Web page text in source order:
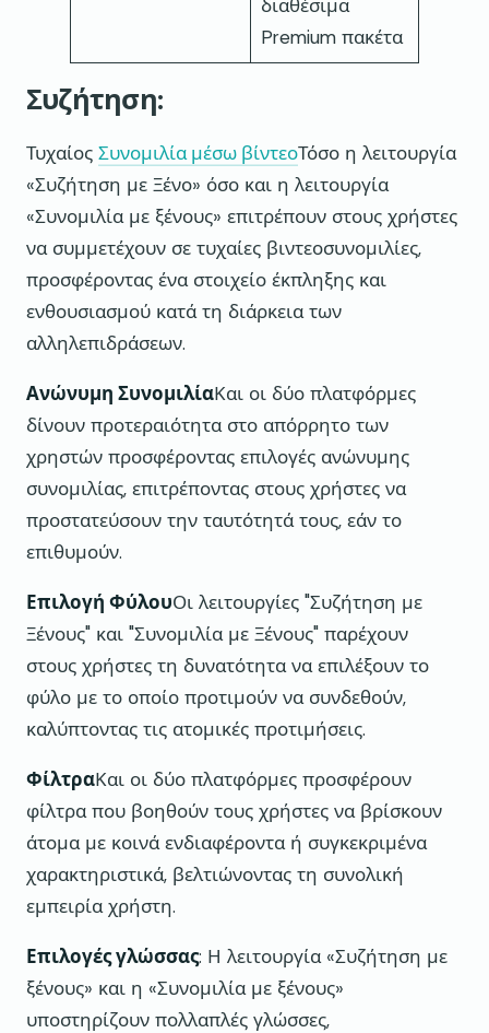
διαθέσιμα
Premium πακέτα
Συζήτηση:
Τυχαίος Συνομιλία μέσω βίντεοΤόσο η λειτουργία
«Συζήτηση με Ξένο» όσο και η λειτουργία
«Συνομιλία με ξένους» επιτρέπουν στους χρήστες
να συμμετέχουν σε τυχαίες βιντεοσυνομιλίες,
προσφέροντας ένα στοιχείο έκπληξης και
ενθουσιασμού κατά τη διάρκεια των
αλληλεπιδράσεων.
Ανώνυμη ΣυνομιλίαΚαι οι δύο πλατφόρμες
δίνουν προτεραιότητα στο απόρρητο των
χρηστών προσφέροντας επιλογές ανώνυμης
συνομιλίας, επιτρέποντας στους χρήστες να
προστατεύσουν την ταυτότητά τους, εάν το
επιθυμούν.
Επιλογή ΦύλουΟι λειτουργίες "Συζήτηση με
Ξένους" και "Συνομιλία με Ξένους" παρέχουν
στους χρήστες τη δυνατότητα να επιλέξουν το
φύλο με το οποίο προτιμούν να συνδεθούν,
καλύπτοντας τις ατομικές προτιμήσεις.
ΦίλτραΚαι οι δύο πλατφόρμες προσφέρουν
φίλτρα που βοηθούν τους χρήστες να βρίσκουν
άτομα με κοινά ενδιαφέροντα ή συγκεκριμένα
χαρακτηριστικά, βελτιώνοντας τη συνολική
εμπειρία χρήστη.
Επιλογές γλώσσας: Η λειτουργία «Συζήτηση με
ξένους» και η «Συνομιλία με ξένους»
υποστηρίζουν πολλαπλές γλώσσες,